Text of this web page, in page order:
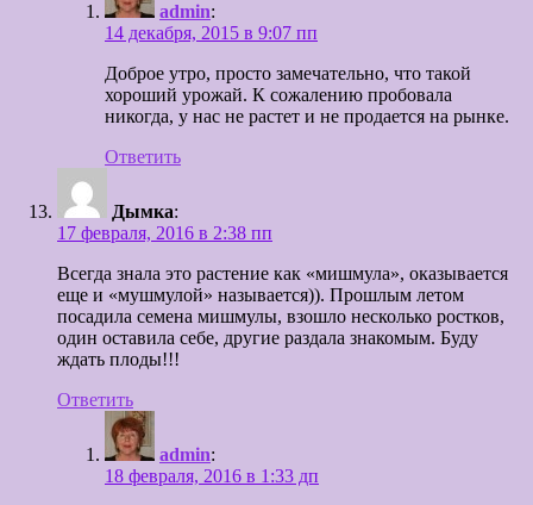
admin:
14 декабря, 2015 в 9:07 пп
Доброе утро, просто замечательно, что такой
хороший урожай. К сожалению пробовала
никогда, у нас не растет и не продается на рынке.
Ответить
Дымка:
17 февраля, 2016 в 2:38 пп
Всегда знала это растение как «мишмула», оказывается
еще и «мушмулой» называется)). Прошлым летом
посадила семена мишмулы, взошло несколько ростков,
один оставила себе, другие раздала знакомым. Буду
ждать плоды!!!
Ответить
admin:
18 февраля, 2016 в 1:33 дп